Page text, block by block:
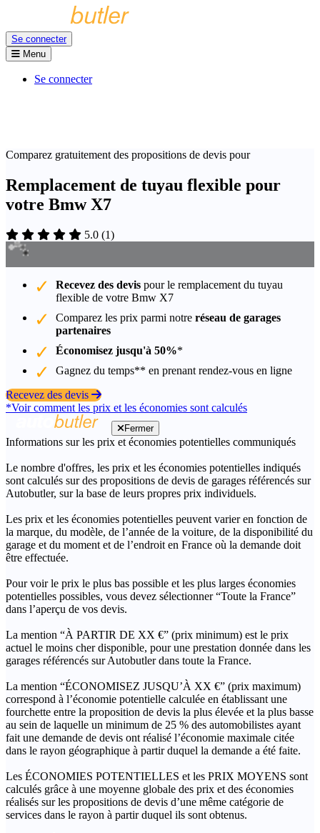
Se connecter
Menu
Se connecter
Comparez gratuitement des propositions de devis pour
Remplacement de tuyau flexible pour
votre Bmw X7
5.0 (1)
Recevez des devis pour le remplacement du tuyau
flexible de votre Bmw X7
Comparez les prix parmi notre réseau de garages
partenaires
Économisez jusqu'à 50%*
Gagnez du temps** en prenant rendez-vous en ligne
Recevez des devis
*Voir comment les prix et les économies sont calculés
Fermer
Informations sur les prix et économies potentielles communiqués
Le nombre d'offres, les prix et les économies potentielles indiqués
sont calculés sur des propositions de devis de garages référencés sur
Autobutler, sur la base de leurs propres prix individuels.
Les prix et les économies potentielles peuvent varier en fonction de
la marque, du modèle, de l’année de la voiture, de la disponibilité du
garage et du moment et de l’endroit en France où la demande doit
être effectuée.
Pour voir le prix le plus bas possible et les plus larges économies
potentielles possibles, vous devez sélectionner “Toute la France”
dans l’aperçu de vos devis.
La mention “À PARTIR DE XX €” (prix minimum) est le prix
actuel le moins cher disponible, pour une prestation donnée dans les
garages référencés sur Autobutler dans toute la France.
La mention “ÉCONOMISEZ JUSQU’À XX €” (prix maximum)
correspond à l’économie potentielle calculée en établissant une
fourchette entre la proposition de devis la plus élevée et la plus basse
au sein de laquelle un minimum de 25 % des automobilistes ayant
fait une demande de devis ont réalisé l’économie maximale citée
dans le rayon géographique à partir duquel la demande a été faite.
Les ÉCONOMIES POTENTIELLES et les PRIX MOYENS sont
calculés grâce à une moyenne globale des prix et des économies
réalisés sur les propositions de devis d’une même catégorie de
services dans le rayon à partir duquel ils sont obtenus.